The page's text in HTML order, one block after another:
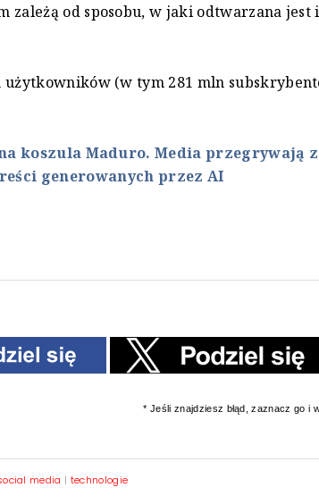
zależą od sposobu, w jaki odtwarzana jest
użytkowników (w tym 281 mln
koszula Maduro. Media przegrywają
generowanych przez AI
* Jeśli znajdziesz błąd, zaznacz go i
media | technologie